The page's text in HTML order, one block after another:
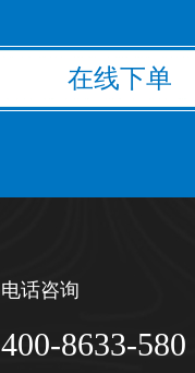
在线下单
电话咨询
400-8633-580